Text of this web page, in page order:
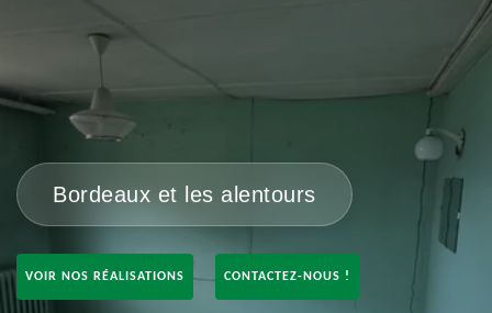
Bordeaux et les alentours
VOIR NOS RÉALISATIONS CONTACTEZ-NOUS !